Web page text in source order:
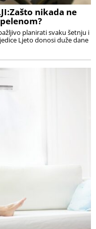
nikada ne
planirati svaku šetnju i
Ljeto donosi duže dane